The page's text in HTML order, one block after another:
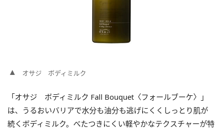
オサジ ボディミルク
「オサジ ボディミルク Fall Bouquet〈フォールブーケ〉」
は、うるおいバリアで水分も油分も逃げにくくしっとり肌が
続くボディミルク。べたつきにくい軽やかなテクスチャーが特